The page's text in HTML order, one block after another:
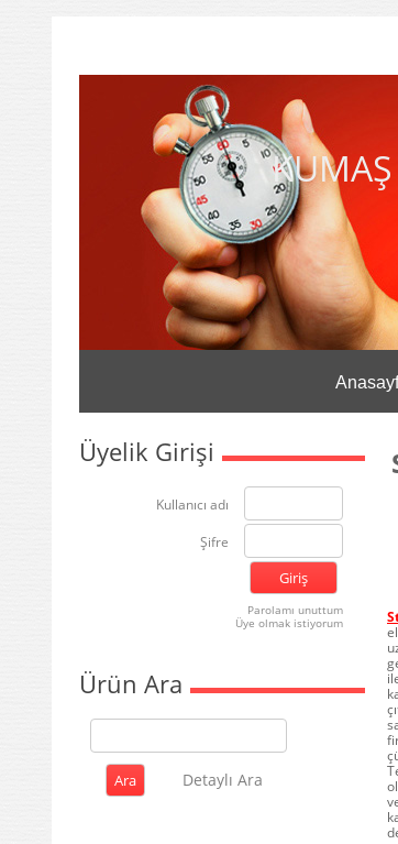
Üyelik Girişi
Kullanıcı adı
Şifre
Parolamı unuttum
Üye olmak istiyorum
Ürün Ara
Detaylı Ara